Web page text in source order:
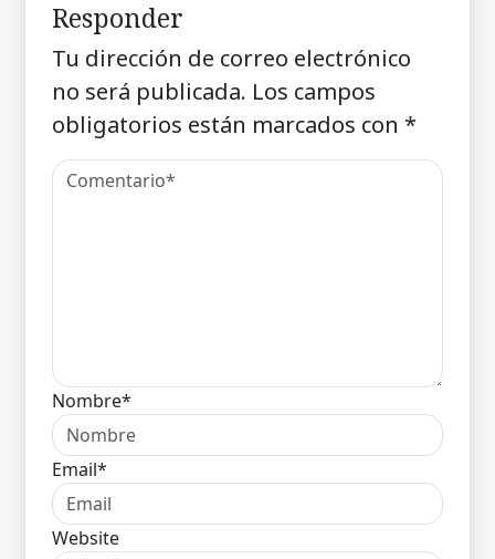
Responder
Tu dirección de correo electrónico
no será publicada. Los campos
obligatorios están marcados con *
Nombre*
Email*
Website